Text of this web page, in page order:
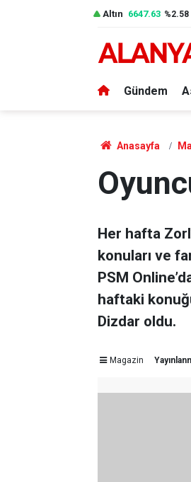
Altın 6647.63 %2.58
Gündem
Anasayfa
Her hafta
konuları ve
PSM
haftaki
Dizdar oldu.
Magazin